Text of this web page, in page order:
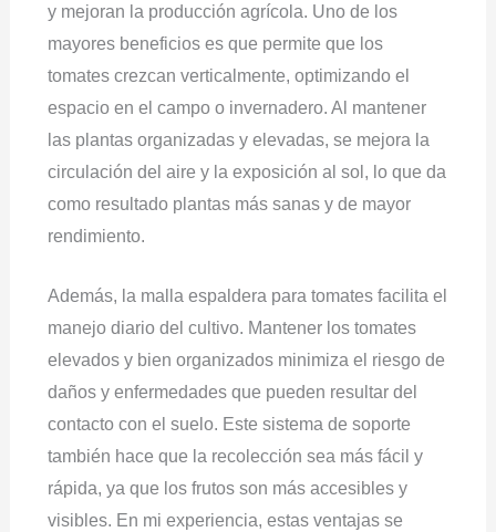
y mejoran la producción agrícola. Uno de los
mayores beneficios es que permite que los
tomates crezcan verticalmente, optimizando el
espacio en el campo o invernadero. Al mantener
las plantas organizadas y elevadas, se mejora la
circulación del aire y la exposición al sol, lo que da
como resultado plantas más sanas y de mayor
rendimiento.
Además, la malla espaldera para tomates facilita el
manejo diario del cultivo. Mantener los tomates
elevados y bien organizados minimiza el riesgo de
daños y enfermedades que pueden resultar del
contacto con el suelo. Este sistema de soporte
también hace que la recolección sea más fácil y
rápida, ya que los frutos son más accesibles y
visibles. En mi experiencia, estas ventajas se